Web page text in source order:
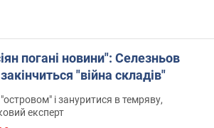
погані новини": Селезньов
"війна складів"
і зануритися в темряву,
експерт